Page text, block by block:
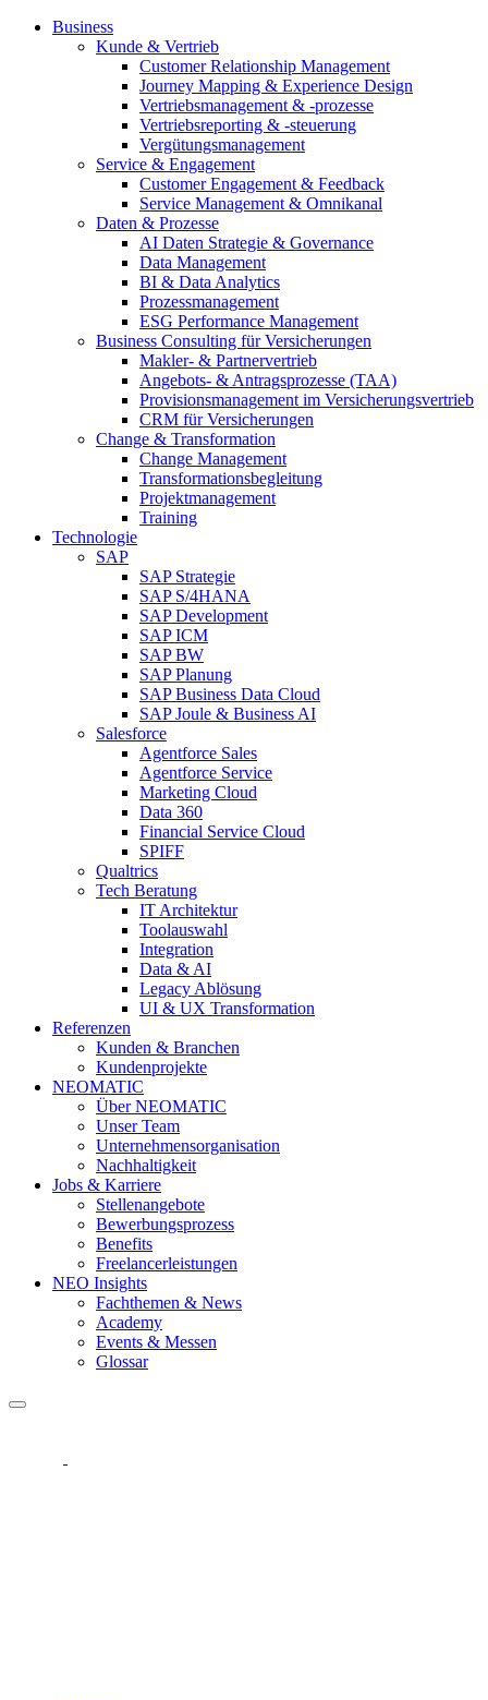
Business
Kunde & Vertrieb
Customer Relationship Management
Journey Mapping & Experience Design
Vertriebsmanagement & -prozesse
Vertriebsreporting & -steuerung
Vergütungsmanagement
Service & Engagement
Customer Engagement & Feedback
Service Management & Omnikanal
Daten & Prozesse
AI Daten Strategie & Governance
Data Management
BI & Data Analytics
Prozessmanagement
ESG Performance Management
Business Consulting für Versicherungen
Makler- & Partnervertrieb
Angebots- & Antragsprozesse (TAA)
Provisionsmanagement im Versicherungsvertrieb
CRM für Versicherungen
Change & Transformation
Change Management
Transformationsbegleitung
Projektmanagement
Training
Technologie
SAP
SAP Strategie
SAP S/4HANA
SAP Development
SAP ICM
SAP BW
SAP Planung
SAP Business Data Cloud
SAP Joule & Business AI
Salesforce
Agentforce Sales
Agentforce Service
Marketing Cloud
Data 360
Financial Service Cloud
SPIFF
Qualtrics
Tech Beratung
IT Architektur
Toolauswahl
Integration
Data & AI
Legacy Ablösung
UI & UX Transformation
Referenzen
Kunden & Branchen
Kundenprojekte
NEOMATIC
Über NEOMATIC
Unser Team
Unternehmensorganisation
Nachhaltigkeit
Jobs & Karriere
Stellenangebote
Bewerbungsprozess
Benefits
Freelancerleistungen
NEO Insights
Fachthemen & News
Academy
Events & Messen
Glossar